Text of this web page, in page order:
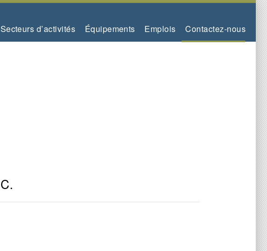
Secteurs d’activités Équipements Emplois Contactez-nous